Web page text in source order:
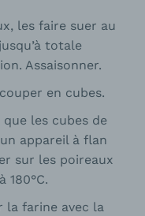
les faire suer au
totale
Assaisonner.
en cubes.
les cubes de
appareil à flan
sur les poireaux
180°C.
la farine avec la